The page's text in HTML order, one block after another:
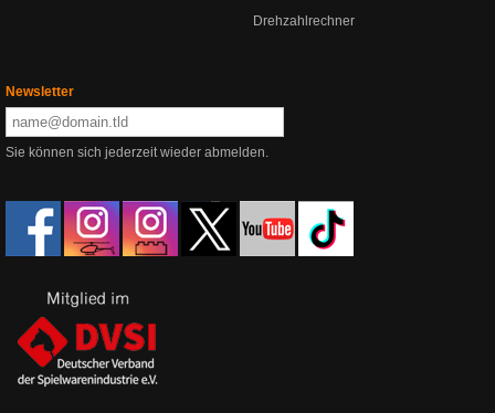
Drehzahlrechner
Newsletter
Sie können sich jederzeit wieder abmelden.